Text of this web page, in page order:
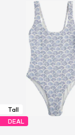
Tall
DEAL